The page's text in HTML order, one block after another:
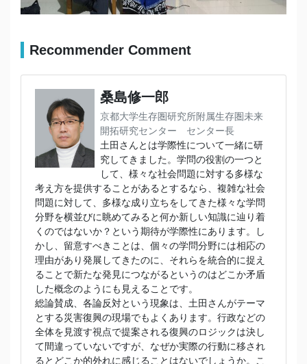
Recommender Comment
桑島修一郎
京都大学生存圏研究所附属生存圏未来
開拓研究センター センター長
土田さんとは学際性について一緒に研
究してきました。学問の役割の一つと
して、様々な社会問題に対する多様な
考え方を提供することがあるとするなら、複雑な社会
問題に対して、多様な成り立ちをしてきた様々な学問
分野を横並びに眺めてみると何か新しい知識に辿り着
くのではないか？という期待が学際性にあります。し
かし、留意すべきことは、個々の学問分野には相応の
理由があり発展してきたのに、それらを統合的に捉え
ることで新たな発見につながるというのはどこか矛盾
した概念のようにも見えることです。
総論賛成、各論反対という現象は、土田さんがテーマ
とする災害復興の現場でもよくあります。行政などの
全体を見渡す視点で提案される復興のロジックは決し
て間違っていないですが、なぜか実際の行動に移され
るとどこか的外れに感じることはないでしょうか。こ